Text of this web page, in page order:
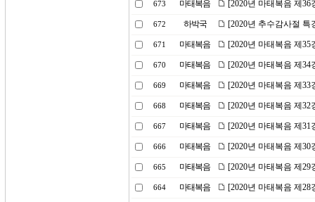
673 마태복음 [2020년 마태복음 제
672 하박국 [2020년 추수감사절
671 마태복음 [2020년 마태복음 제35
670 마태복음 [2020년 마태복음 제
669 마태복음 [2020년 마태복음 제
668 마태복음 [2020년 마태복음 제
667 마태복음 [2020년 마태복음 제
666 마태복음 [2020년 마태복음 제
665 마태복음 [2020년 마태복음 제
664 마태복음 [2020년 마태복음 제